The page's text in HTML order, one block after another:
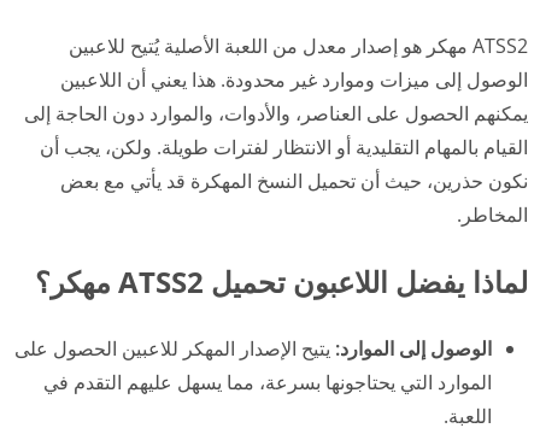
ATSS2 مهكر هو إصدار معدل من اللعبة الأصلية يُتيح للاعبين
الوصول إلى ميزات وموارد غير محدودة. هذا يعني أن اللاعبين
يمكنهم الحصول على العناصر، والأدوات، والموارد دون الحاجة إلى
القيام بالمهام التقليدية أو الانتظار لفترات طويلة. ولكن، يجب أن
نكون حذرين، حيث أن تحميل النسخ المهكرة قد يأتي مع بعض
المخاطر.
لماذا يفضل اللاعبون تحميل ATSS2 مهكر؟
الوصول إلى الموارد: يتيح الإصدار المهكر للاعبين الحصول على
الموارد التي يحتاجونها بسرعة، مما يسهل عليهم التقدم في
اللعبة.